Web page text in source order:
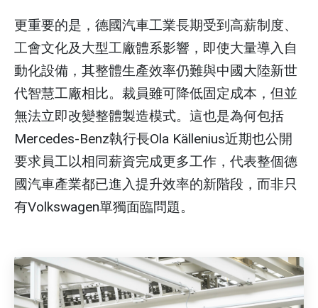
更重要的是，德國汽車工業長期受到高薪制度、
工會文化及大型工廠體系影響，即使大量導入自
動化設備，其整體生產效率仍難與中國大陸新世
代智慧工廠相比。裁員雖可降低固定成本，但並
無法立即改變整體製造模式。這也是為何包括
Mercedes-Benz執行長Ola Källenius近期也公開
要求員工以相同薪資完成更多工作，代表整個德
國汽車產業都已進入提升效率的新階段，而非只
有Volkswagen單獨面臨問題。